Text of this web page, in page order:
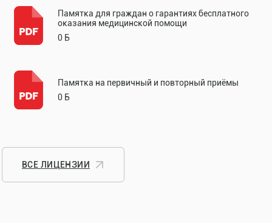
Памятка для граждан о гарантиях бесплатного
оказания медицинской помощи
0 Б
Памятка на первичный и повторный приёмы
0 Б
ВСЕ ЛИЦЕНЗИИ